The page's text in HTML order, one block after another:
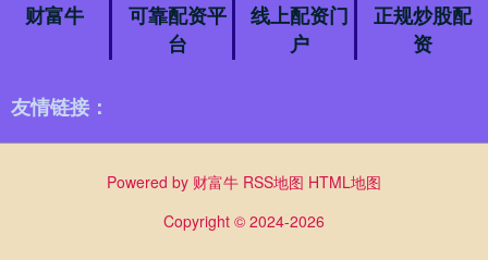
财富牛
可靠配资平
台
线上配资门
户
正规炒股配
资
友情链接：
Powered by 财富牛 RSS地图 HTML地图
Copyright © 2024-2026